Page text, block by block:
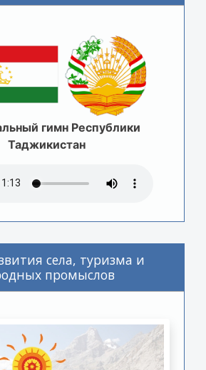
гимн Республики
Таджикистан
села, туризма и
промыслов